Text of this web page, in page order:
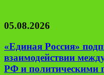
05.08.2026
«Единая Россия»
взаимодействии
РФ и политическими